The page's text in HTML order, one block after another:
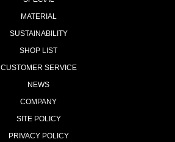
MATERIAL
SUSTAINABILITY
SHOP LIST
CUSTOMER SERVICE
NEWS
COMPANY
SITE POLICY
PRIVACY POLICY